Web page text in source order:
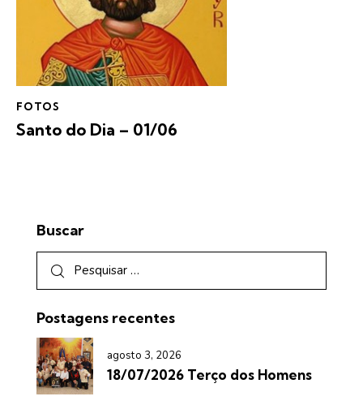
FOTOS
Santo do Dia – 01/06
Buscar
Postagens recentes
agosto 3, 2026
18/07/2026 Terço dos Homens